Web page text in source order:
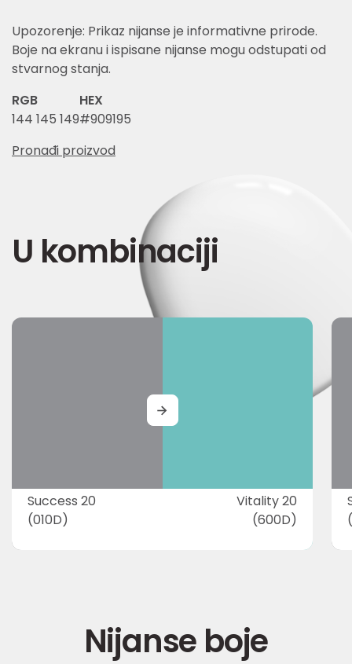
Upozorenje: Prikaz nijanse je informativne prirode.
Boje na ekranu i ispisane nijanse mogu odstupati od
stvarnog stanja.
RGB
144 145 149
HEX
#909195
Pronađi proizvod
U kombinaciji
Success 20
(010D)
Vitality 20
(600D)
MORE
Nijanse boje